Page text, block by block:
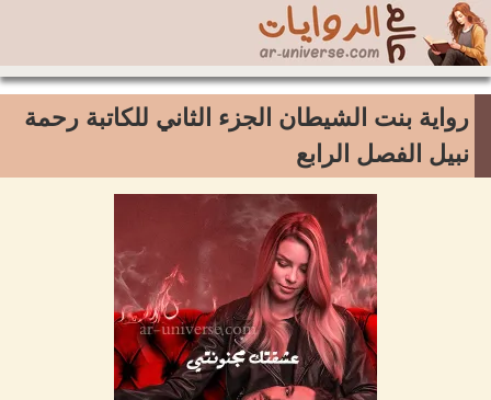
رواية بنت الشيطان الجزء الثاني للكاتبة رحمة
نبيل الفصل الرابع